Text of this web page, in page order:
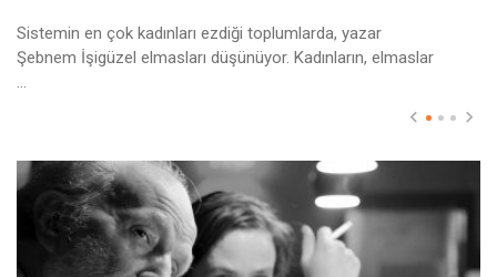
Sistemin en çok kadınları ezdiği toplumlarda, yazar
Şebnem İşigüzel elmasları düşünüyor. Kadınların, elmaslar
...